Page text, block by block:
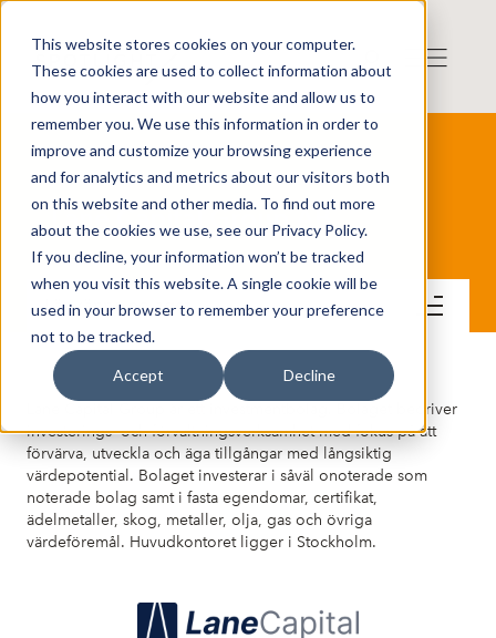
This website stores cookies on your computer.
These cookies are used to collect information about
how you interact with our website and allow us to
remember you. We use this information in order to
improve and customize your browsing experience
and for analytics and metrics about our visitors both
on this website and other media. To find out more
about the cookies we use, see our Privacy Policy.
If you decline, your information won’t be tracked
when you visit this website. A single cookie will be
used in your browser to remember your preference
not to be tracked.
Accept Decline
Lane Capital Group AB
Lär känna bolaget
Lane Capital Group är ett investmentbolag. Bolaget bedriver
investerings- och förvaltningsverksamhet med fokus på att
förvärva, utveckla och äga tillgångar med långsiktig
värdepotential. Bolaget investerar i såväl onoterade som
noterade bolag samt i fasta egendomar, certifikat,
ädelmetaller, skog, metaller, olja, gas och övriga
värdeföremål. Huvudkontoret ligger i Stockholm.